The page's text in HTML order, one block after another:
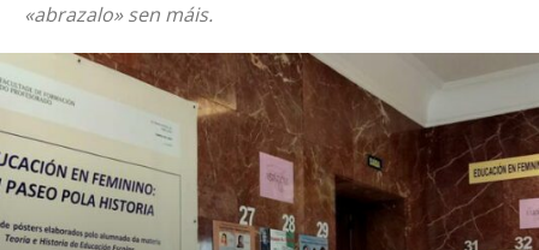
«abrazalo» sen máis.